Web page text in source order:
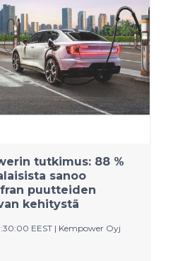
tutkimus: 88 %
sanoo
puutteiden
kehitystä
EEST | Kempower Oyj